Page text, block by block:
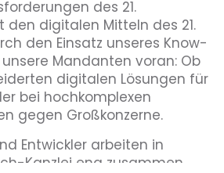
des 21.
den digitalen Mitteln des 21.
den Einsatz unseres Know-
Mandanten voran: Ob
digitalen Lösungen für
bei hochkomplexen
gegen Großkonzerne.
Entwickler arbeiten in
Kanzlei eng zusammen.